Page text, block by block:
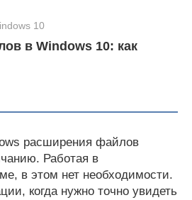
10
в Windows 10: как
расширения файлов
Работая в
в этом нет необходимости.
когда нужно точно увидеть